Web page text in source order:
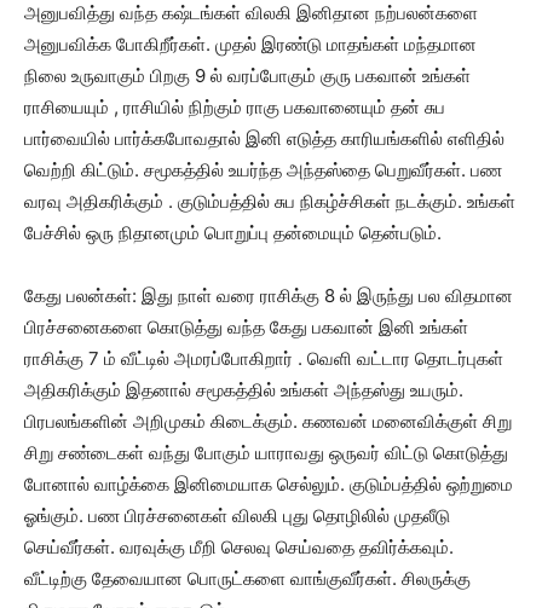
அனுபவித்து வந்த கஷ்டங்கள் விலகி இனிதான நற்பலன்களை
அனுபவிக்க போகிறீர்கள். முதல் இரண்டு மாதங்கள் மந்தமான
நிலை உருவாகும் பிறகு 9 ல் வரப்போகும் குரு பகவான் உங்கள்
ராசியையும் , ராசியில் நிற்கும் ராகு பகவானையும் தன் சுப
பார்வையில் பார்க்கபோவதால் இனி எடுத்த காரியங்களில் எளிதில்
வெற்றி கிட்டும். சமூகத்தில் உயர்ந்த அந்தஸ்தை பெறுவீர்கள். பண
வரவு அதிகரிக்கும் . குடும்பத்தில் சுப நிகழ்ச்சிகள் நடக்கும். உங்கள்
பேச்சில் ஒரு நிதானமும் பொறுப்பு தன்மையும் தென்படும்.
கேது பலன்கள்: இது நாள் வரை ராசிக்கு 8 ல் இருந்து பல விதமான
பிரச்சனைகளை கொடுத்து வந்த கேது பகவான் இனி உங்கள்
ராசிக்கு 7 ம் வீட்டில் அமரப்போகிறார் . வெளி வட்டார தொடர்புகள்
அதிகரிக்கும் இதனால் சமூகத்தில் உங்கள் அந்தஸ்து உயரும்.
பிரபலங்களின் அறிமுகம் கிடைக்கும். கணவன் மனைவிக்குள் சிறு
சிறு சண்டைகள் வந்து போகும் யாராவது ஒருவர் விட்டு கொடுத்து
போனால் வாழ்க்கை இனிமையாக செல்லும். குடும்பத்தில் ஒற்றுமை
ஓங்கும். பண பிரச்சனைகள் விலகி புது தொழிலில் முதலீடு
செய்வீர்கள். வரவுக்கு மீறி செலவு செய்வதை தவிர்க்கவும்.
வீட்டிற்கு தேவையான பொருட்களை வாங்குவீர்கள். சிலருக்கு